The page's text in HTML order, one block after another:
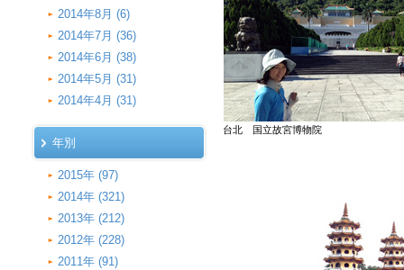
台北 国立故宮博物院
2014年8月 (6)
2014年7月 (36)
2014年6月 (38)
2014年5月 (31)
2014年4月 (31)
年別
2015年 (97)
2014年 (321)
2013年 (212)
2012年 (228)
2011年 (91)